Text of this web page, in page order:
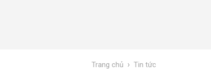
Trang chủ › Tin tức